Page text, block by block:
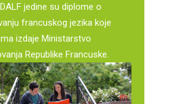
jedine su diplome o
francuskog jezika koje
izdaje Ministarstvo
Republike Francuske.